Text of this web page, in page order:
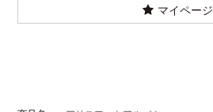
マイページ